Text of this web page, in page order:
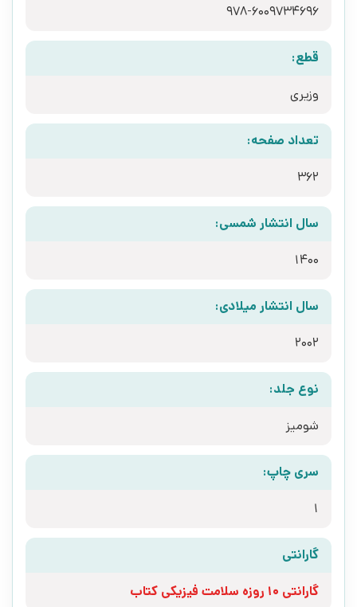
978-6009734696
قطع:
وزیری
تعداد صفحه:
362
سال انتشار شمسی:
1400
سال انتشار میلادی:
2002
نوع جلد:
شومیز
سری چاپ:
1
گارانتی
گارانتی 10 روزه سلامت فیزیکی کتاب